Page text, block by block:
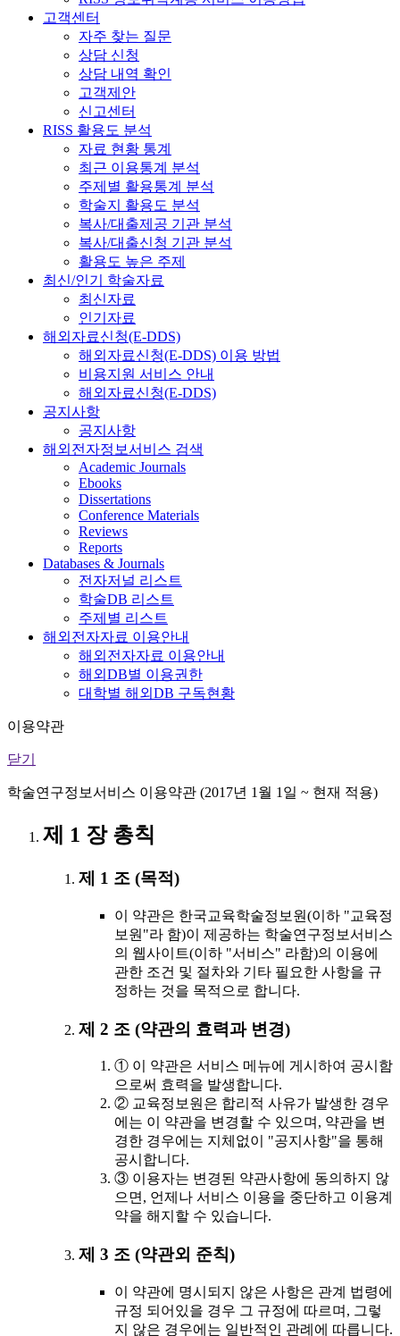
고객센터
자주 찾는 질문
상담 신청
상담 내역 확인
고객제안
신고센터
RISS 활용도 분석
자료 현황 통계
최근 이용통계 분석
주제별 활용통계 분석
학술지 활용도 분석
복사/대출제공 기관 분석
복사/대출신청 기관 분석
활용도 높은 주제
최신/인기 학술자료
최신자료
인기자료
해외자료신청(E-DDS)
해외자료신청(E-DDS) 이용 방법
비용지원 서비스 안내
해외자료신청(E-DDS)
공지사항
공지사항
해외전자정보서비스 검색
Academic Journals
Ebooks
Dissertations
Conference Materials
Reviews
Reports
Databases & Journals
전자저널 리스트
학술DB 리스트
주제별 리스트
해외전자자료 이용안내
해외전자자료 이용안내
해외DB별 이용권한
대학별 해외DB 구독현황
이용약관
닫기
학술연구정보서비스 이용약관 (2017년 1월 1일 ~ 현재 적용)
제 1 장 총칙
제 1 조 (목적)
이 약관은 한국교육학술정보원(이하 "교육정
보원"라 함)이 제공하는 학술연구정보서비스
의 웹사이트(이하 "서비스" 라함)의 이용에
관한 조건 및 절차와 기타 필요한 사항을 규
정하는 것을 목적으로 합니다.
제 2 조 (약관의 효력과 변경)
① 이 약관은 서비스 메뉴에 게시하여 공시함
으로써 효력을 발생합니다.
② 교육정보원은 합리적 사유가 발생한 경우
에는 이 약관을 변경할 수 있으며, 약관을 변
경한 경우에는 지체없이 "공지사항"을 통해
공시합니다.
③ 이용자는 변경된 약관사항에 동의하지 않
으면, 언제나 서비스 이용을 중단하고 이용계
약을 해지할 수 있습니다.
제 3 조 (약관외 준칙)
이 약관에 명시되지 않은 사항은 관계 법령에
규정 되어있을 경우 그 규정에 따르며, 그렇
지 않은 경우에는 일반적인 관례에 따릅니다.